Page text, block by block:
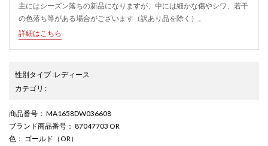
主にはシーズン落ちの新品になりますが、中には細かな傷やシワ、若干
の色落ち等がある場合がございます（訳あり品を除く）。
詳細はこちら
性別タイプ:レディース
カテゴリ :
商品番号 ： MA1658DW036608
ブランド商品番号 ： 87047703 OR
色 ： ゴールド（OR）